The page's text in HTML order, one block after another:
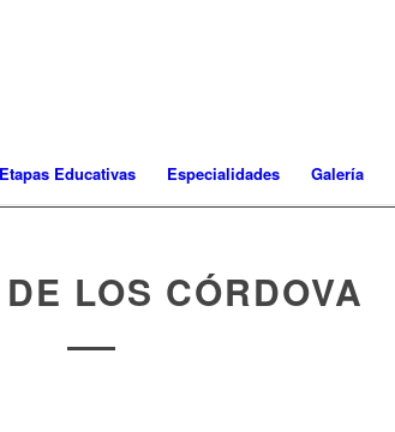
Educativas Especialidades Galería
LOS CÓRDOVA